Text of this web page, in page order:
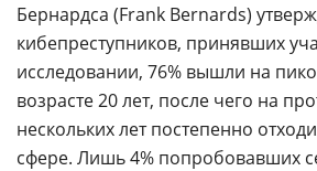
Бернардса (Frank Bernards)
кибепреступников, принявших
исследовании, 76% вышли на
возрасте 20 лет, после чего на
нескольких лет постепенно
сфере. Лишь 4% попробовавших